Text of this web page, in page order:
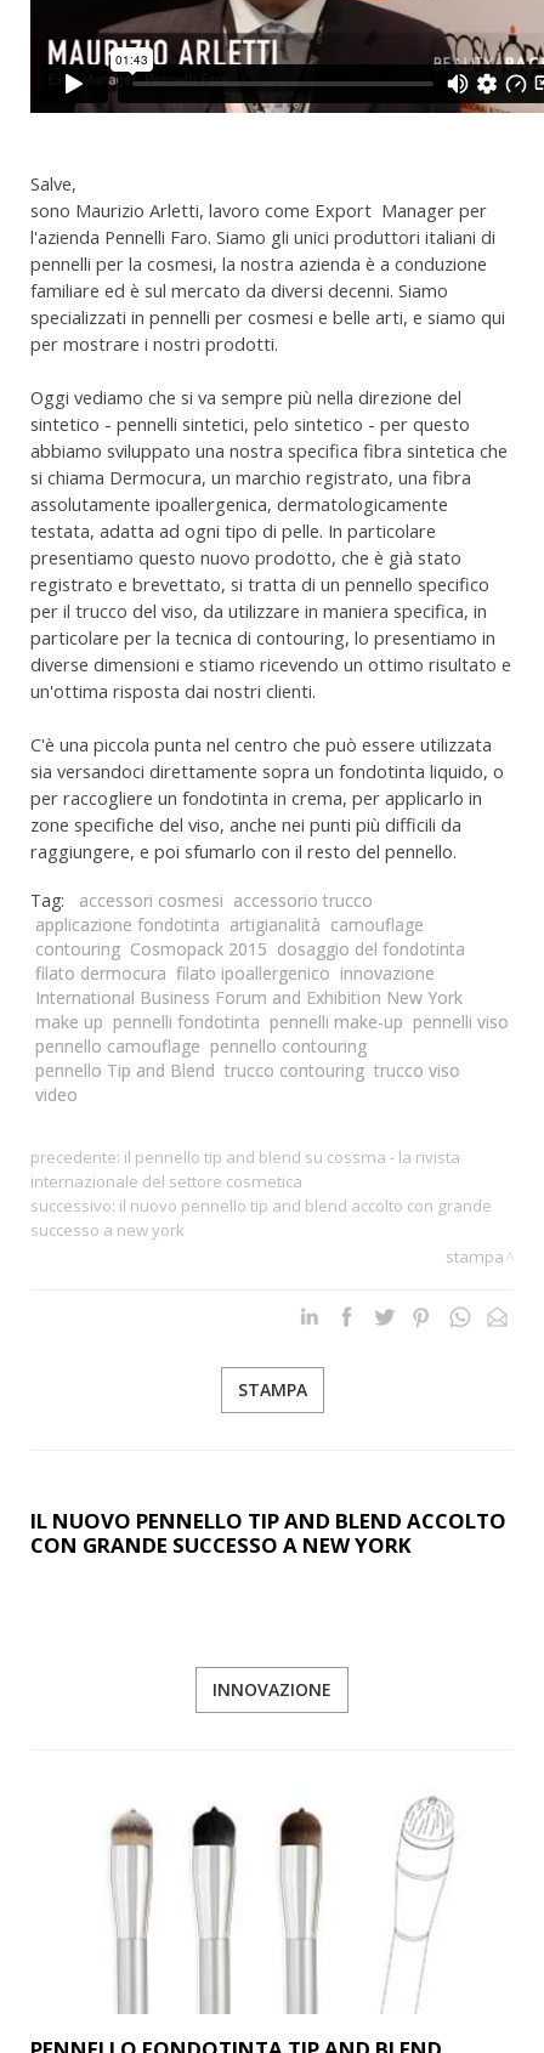
Salve,
sono Maurizio Arletti, lavoro come Export Manager per
l'azienda Pennelli Faro. Siamo gli unici produttori italiani di
pennelli per la cosmesi, la nostra azienda è a conduzione
familiare ed è sul mercato da diversi decenni. Siamo
specializzati in pennelli per cosmesi e belle arti, e siamo qui
per mostrare i nostri prodotti.
Oggi vediamo che si va sempre più nella direzione del
sintetico - pennelli sintetici, pelo sintetico - per questo
abbiamo sviluppato una nostra specifica fibra sintetica che
si chiama Dermocura, un marchio registrato, una fibra
assolutamente ipoallergenica, dermatologicamente
testata, adatta ad ogni tipo di pelle. In particolare
presentiamo questo nuovo prodotto, che è già stato
registrato e brevettato, si tratta di un pennello specifico
per il trucco del viso, da utilizzare in maniera specifica, in
particolare per la tecnica di contouring, lo presentiamo in
diverse dimensioni e stiamo ricevendo un ottimo risultato e
un'ottima risposta dai nostri clienti.
C'è una piccola punta nel centro che può essere utilizzata
sia versandoci direttamente sopra un fondotinta liquido, o
per raccogliere un fondotinta in crema, per applicarlo in
zone specifiche del viso, anche nei punti più difficili da
raggiungere, e poi sfumarlo con il resto del pennello.
Tag: accessori cosmesi accessorio trucco
applicazione fondotinta artigianalità camouflage
contouring Cosmopack 2015 dosaggio del fondotinta
filato dermocura filato ipoallergenico innovazione
International Business Forum and Exhibition New York
make up pennelli fondotinta pennelli make-up pennelli viso
pennello camouflage pennello contouring
pennello Tip and Blend trucco contouring trucco viso
video
precedente: il pennello tip and blend su cossma - la rivista
internazionale del settore cosmetica
successivo: il nuovo pennello tip and blend accolto con grande
successo a new york
stampa
STAMPA
IL NUOVO PENNELLO TIP AND BLEND ACCOLTO
CON GRANDE SUCCESSO A NEW YORK
INNOVAZIONE